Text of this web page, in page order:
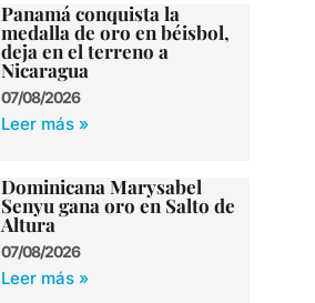
Panamá conquista la
medalla de oro en béisbol,
deja en el terreno a
Nicaragua
07/08/2026
Leer más »
Dominicana Marysabel
Senyu gana oro en Salto de
Altura
07/08/2026
Leer más »